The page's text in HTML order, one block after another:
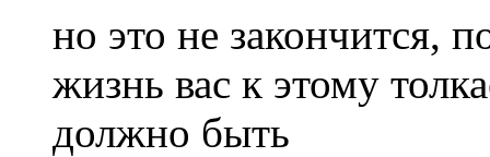
но это не закончится,
жизнь вас к этому
должно быть